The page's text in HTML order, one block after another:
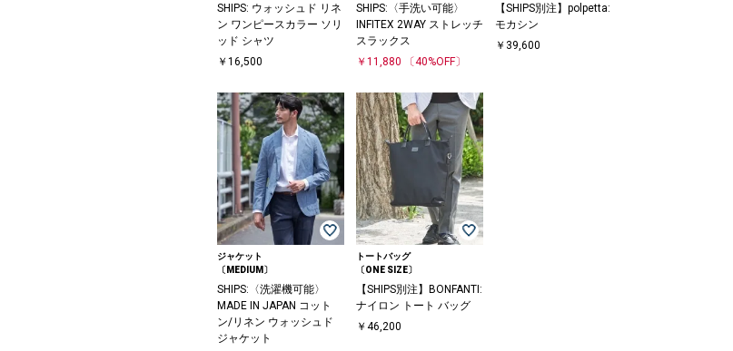
SHIPS: ウォッシュド リネ
ン ワンピースカラー ソリ
ッド シャツ
￥16,500
SHIPS:〈手洗い可能〉
INFITEX 2WAY ストレッチ
スラックス
￥11,880
〔40%OFF〕
【SHIPS別注】polpetta:
モカシン
￥39,600
ジャケット
〔MEDIUM〕
SHIPS:〈洗濯機可能〉
MADE IN JAPAN コット
ン/リネン ウォッシュド
ジャケット
トートバッグ
〔ONE SIZE〕
【SHIPS別注】BONFANTI:
ナイロン トート バッグ
￥46,200